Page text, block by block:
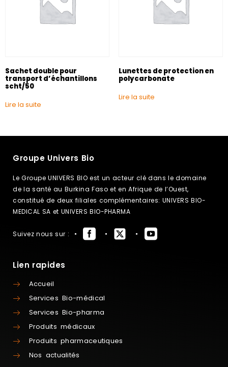
Sachet double pour
transport d’échantillons
scht/50
Lire la suite
Lunettes de protection en
polycarbonate
Lire la suite
Groupe Univers Bio
Le Groupe UNIVERS BIO est un acteur clé dans le domaine
de la santé au Burkina Faso et en Afrique de l’Ouest,
constitué de deux filiales complémentaires: UNIVERS BIO-
MEDICAL SA et UNIVERS BIO-PHARMA
Suivez nous sur :
Lien rapides
Accueil
Services Bio-médical
Services Bio-pharma
Produits médicaux
Produits pharmaceutiques
Nos actualités